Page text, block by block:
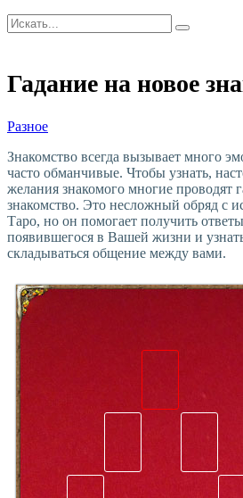
Гадание на новое
Разное
Знакомство всегда вызывает много
часто обманчивые. Чтобы узнать,
желания знакомого многие проводят
знакомство. Это несложный обряд с
Таро, но он помогает получить
появившегося в Вашей жизни и
складываться общение между вами.